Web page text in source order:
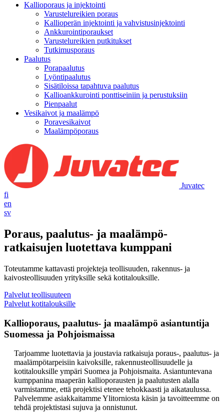
Kallioporaus ja injektointi
Varustelureikien poraus
Kallioperän injektointi ja vahvistusinjektointi
Ankkurointiporaukset
Varustelureikien putkitukset
Tutkimusporaus
Paalutus
Porapaalutus
Lyöntipaalutus
Sisätiloissa tapahtuva paalutus
Kallioankkurointi ponttiseiniin ja perustuksiin
Pienpaalut
Vesikaivot ja maalämpö
Poravesikaivot
Maalämpöporaus
Juvatec
fi
en
sv
Poraus, paalutus- ja maalämpö­
ratkaisujen luotettava kumppani
Toteutamme kattavasti projekteja teollisuuden, rakennus- ja
kaivosteollisuuden yrityksille sekä kotitalouksille.
Palvelut teollisuuteen
Palvelut kotitalouksille
Kallioporaus, paalutus- ja maalämpö asiantuntija
Suomessa ja Pohjoismaissa
Tarjoamme luotettavia ja joustavia ratkaisuja poraus-, paalutus- ja
maalämpötarpeisiin kaivoksille, rakennusteollisuudelle ja
kotitalouksille ympäri Suomea ja Pohjoismaita. Asiantuntevana
kumppanina maaperän kallioporausten ja paalutusten alalla
varmistamme, että projektisi etenee tehokkaasti ja aikataulussa.
Palvelemme asiakkaitamme Ylitorniosta käsin ja tavoitteemme on
tehdä projektistasi sujuva ja onnistunut.